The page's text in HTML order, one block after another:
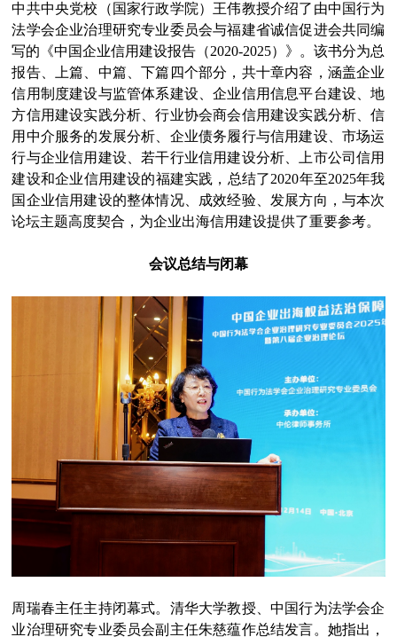
中共中央党校（国家行政学院）王伟教授介绍了由中国行为
法学会企业治理研究专业委员会与福建省诚信促进会共同编
写的《中国企业信用建设报告（2020-2025）》。该书分为总
报告、上篇、中篇、下篇四个部分，共十章内容，涵盖企业
信用制度建设与监管体系建设、企业信用信息平台建设、地
方信用建设实践分析、行业协会商会信用建设实践分析、信
用中介服务的发展分析、企业债务履行与信用建设、市场运
行与企业信用建设、若干行业信用建设分析、上市公司信用
建设和企业信用建设的福建实践，总结了2020年至2025年我
国企业信用建设的整体情况、成效经验、发展方向，与本次
论坛主题高度契合，为企业出海信用建设提供了重要参考。
会议总结与闭幕
周瑞春主任主持闭幕式。清华大学教授、中国行为法学会企
业治理研究专业委员会副主任朱慈蕴作总结发言。她指出，